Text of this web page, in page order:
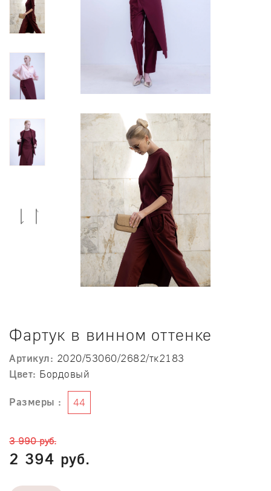
Previous
Фартук в винном оттенке
Артикул: 2020/53060/2682/тк2183
Цвет: Бордовый
Размеры : 44
3 990 руб.
2 394 руб.